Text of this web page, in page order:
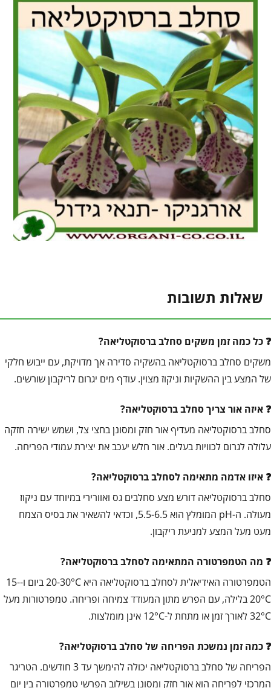
שאלות תשובות
כל כמה זמן משקים סחלב ברסוקטליאה?
משקים סחלב ברסוקטליאה בהשקיה סדירה אך מדויקת, עם ייבוש חלקי
של המצע בין ההשקיות וניקוז מצוין. עודף מים יגרום לריקבון שורשים.
איזה אור צריך סחלב ברסוקטליאה?
סחלב ברסוקטליאה מעדיף אור חזק ומסונן בחצי צל, ושמש ישירה חזקה
עלולה לגרום לכוויות בעלים. אור חלש יעכב את יצירת עמודי הפריחה.
איזו אדמה מתאימה לסחלב ברסוקטליאה?
סחלב ברסוקטליאה דורש מצע סחלבים גס ואוורירי במיוחד עם ניקוז
מעולה. ה-pH המומלץ הוא 5.5-6.5, וכדאי להשאיר את בסיס הצמח
מעט מעל המצע למניעת ריקבון.
מה הטמפרטורה המתאימה לסחלב ברסוקטליאה?
הטמפרטורה האידיאלית לסחלב ברסוקטליאה היא 20-30°C ביום ו-15-
20°C בלילה, עם הפרש מתון המעודד צמיחה ופריחה. טמפרטורות מעל
32°C לאורך זמן או מתחת ל-12°C אינן מומלצות.
כמה זמן נמשכת הפריחה של סחלב ברסוקטליאה?
הפריחה של סחלב ברסוקטליאה יכולה להימשך עד 3 חודשים. הטריגר
המרכזי לפריחה הוא אור חזק ומסונן בשילוב הפרשי טמפרטורה בין יום